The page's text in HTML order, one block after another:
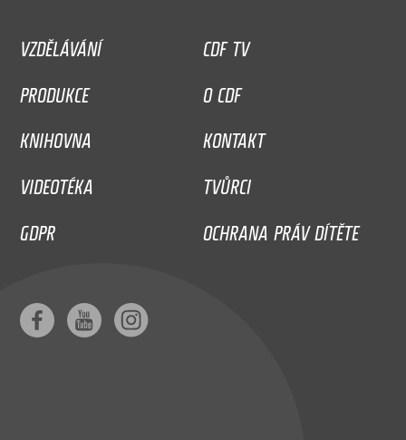
VZDĚLÁVÁNÍ
CDF TV
PRODUKCE
O CDF
KNIHOVNA
KONTAKT
VIDEOTÉKA
TVŮRCI
GDPR
OCHRANA PRÁV DÍTĚTE